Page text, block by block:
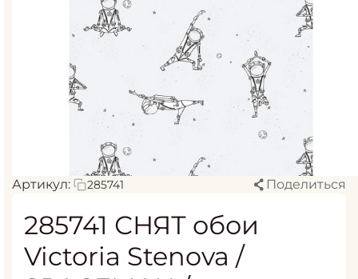
Артикул: 285741 Поделиться
285741 СНЯТ обои
Victoria Stenova /